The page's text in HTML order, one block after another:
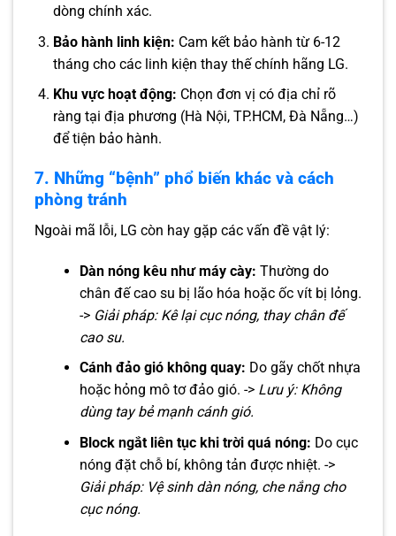
dòng chính xác.
Bảo hành linh kiện: Cam kết bảo hành từ 6-12
tháng cho các linh kiện thay thế chính hãng LG.
Khu vực hoạt động: Chọn đơn vị có địa chỉ rõ
ràng tại địa phương (Hà Nội, TP.HCM, Đà Nẵng…)
để tiện bảo hành.
7. Những “bệnh” phổ biến khác và cách
phòng tránh
Ngoài mã lỗi, LG còn hay gặp các vấn đề vật lý:
Dàn nóng kêu như máy cày: Thường do
chân đế cao su bị lão hóa hoặc ốc vít bị lỏng.
-> Giải pháp: Kê lại cục nóng, thay chân đế
cao su.
Cánh đảo gió không quay: Do gãy chốt nhựa
hoặc hỏng mô tơ đảo gió. -> Lưu ý: Không
dùng tay bẻ mạnh cánh gió.
Block ngắt liên tục khi trời quá nóng: Do cục
nóng đặt chỗ bí, không tản được nhiệt. ->
Giải pháp: Vệ sinh dàn nóng, che nắng cho
cục nóng.